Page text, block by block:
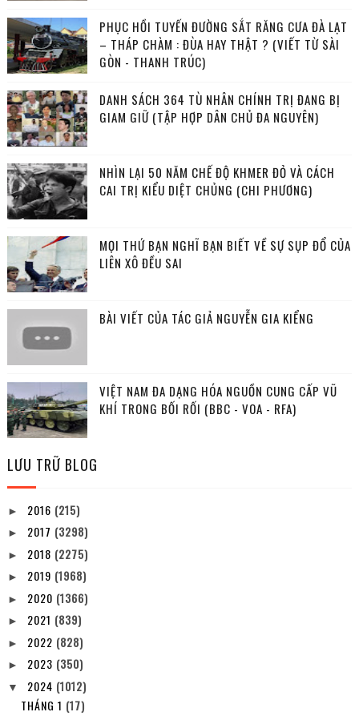
PHỤC HỒI TUYẾN ĐƯỜNG SẮT RĂNG CƯA ĐÀ LẠT
– THÁP CHÀM : ĐÙA HAY THẬT ? (VIẾT TỪ SÀI
GÒN - THANH TRÚC)
DANH SÁCH 364 TÙ NHÂN CHÍNH TRỊ ĐANG BỊ
GIAM GIỮ (TẬP HỢP DÂN CHỦ ĐA NGUYÊN)
NHÌN LẠI 50 NĂM CHẾ ĐỘ KHMER ĐỎ VÀ CÁCH
CAI TRỊ KIỂU DIỆT CHỦNG (CHI PHƯƠNG)
MỌI THỨ BẠN NGHĨ BẠN BIẾT VỀ SỰ SỤP ĐỔ CỦA
LIÊN XÔ ĐỀU SAI
BÀI VIẾT CỦA TÁC GIẢ NGUYỄN GIA KIỂNG
VIỆT NAM ĐA DẠNG HÓA NGUỒN CUNG CẤP VŨ
KHÍ TRONG BỐI RỐI (BBC - VOA - RFA)
LƯU TRỮ BLOG
► 2016 (215)
► 2017 (3298)
► 2018 (2275)
► 2019 (1968)
► 2020 (1366)
► 2021 (839)
► 2022 (828)
► 2023 (350)
▼ 2024 (1012)
THÁNG 1 (17)